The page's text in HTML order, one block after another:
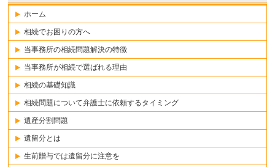
ホーム
相続でお困りの方へ
当事務所の相続問題解決の特徴
当事務所が相続で選ばれる理由
相続の基礎知識
相続問題について弁護士に依頼するタイミング
遺産分割問題
遺留分とは
生前贈与では遺留分に注意を